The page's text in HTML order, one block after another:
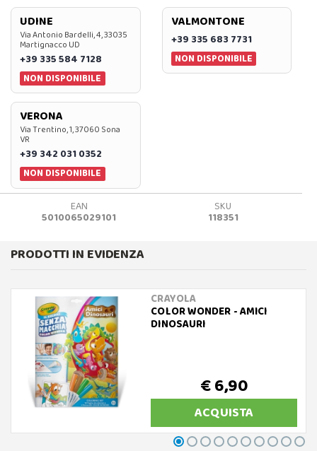
UDINE
Via Antonio Bardelli, 4, 33035
Martignacco UD
+39 335 584 7128
NON DISPONIBILE
VALMONTONE
+39 335 683 7731
NON DISPONIBILE
VERONA
Via Trentino, 1, 37060 Sona
VR
+39 342 031 0352
NON DISPONIBILE
EAN
5010065029101
SKU
118351
PRODOTTI IN EVIDENZA
CRAYOLA
COLOR WONDER - AMICI
DINOSAURI
€ 6,90
ACQUISTA